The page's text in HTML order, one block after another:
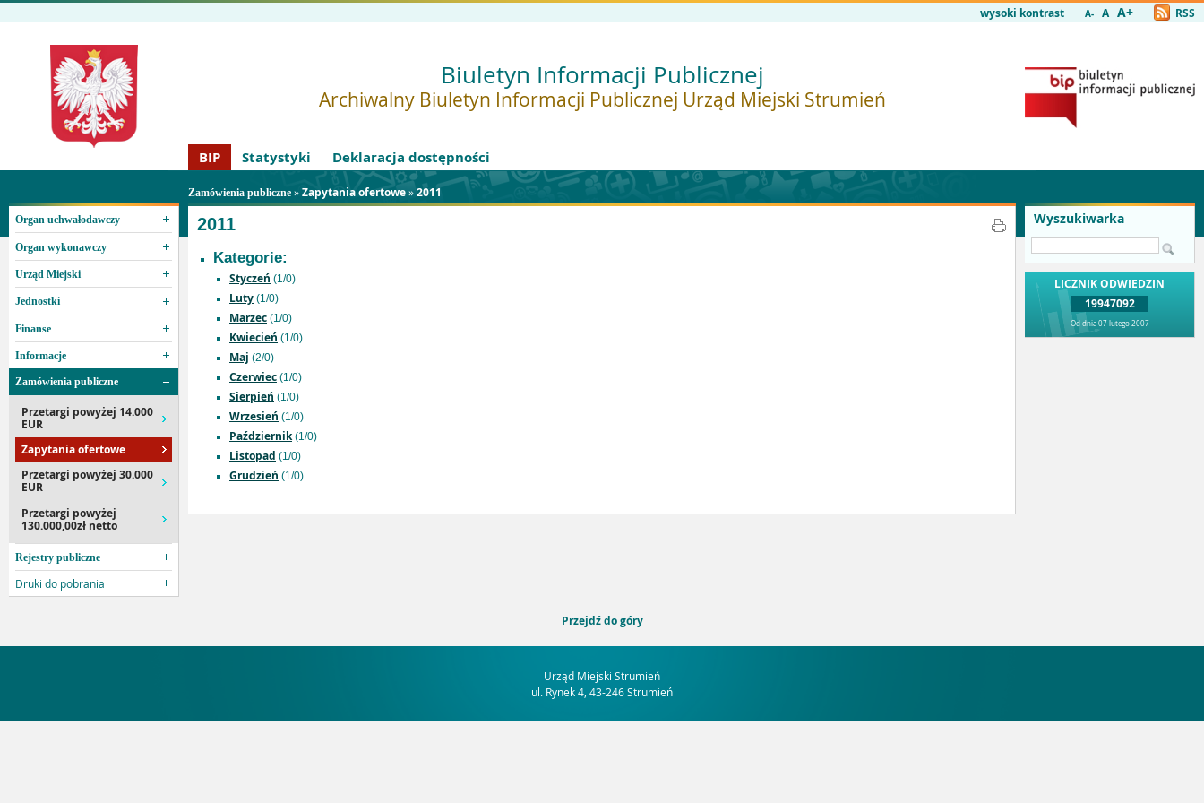
wysoki kontrast A- A A+ RSS
Biuletyn Informacji Publicznej
Archiwalny Biuletyn Informacji Publicznej Urząd Miejski Strumień
BIP Statystyki Deklaracja dostępności
Zamówienia publiczne »Zapytania ofertowe»2011
Organ uchwałodawczy
Organ wykonawczy
Urząd Miejski
Jednostki
Finanse
Informacje
Zamówienia publiczne
Przetargi powyżej 14.000
EUR
Zapytania ofertowe
Przetargi powyżej 30.000
EUR
Przetargi powyżej
130.000,00zł netto
Rejestry publiczne
Druki do pobrania
Wyszukiwarka
LICZNIK ODWIEDZIN
19947092
Od dnia 07 lutego 2007
2011
Kategorie:
Styczeń (1/0)
Luty (1/0)
Marzec (1/0)
Kwiecień (1/0)
Maj (2/0)
Czerwiec (1/0)
Sierpień (1/0)
Wrzesień (1/0)
Październik(1/0)
Listopad (1/0)
Grudzień (1/0)
Przejdź do góry
Urząd Miejski Strumień
ul. Rynek 4, 43-246 Strumień